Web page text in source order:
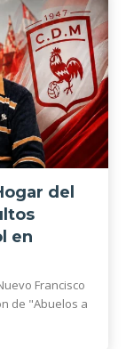
del
en
Francisco
de "Abuelos a